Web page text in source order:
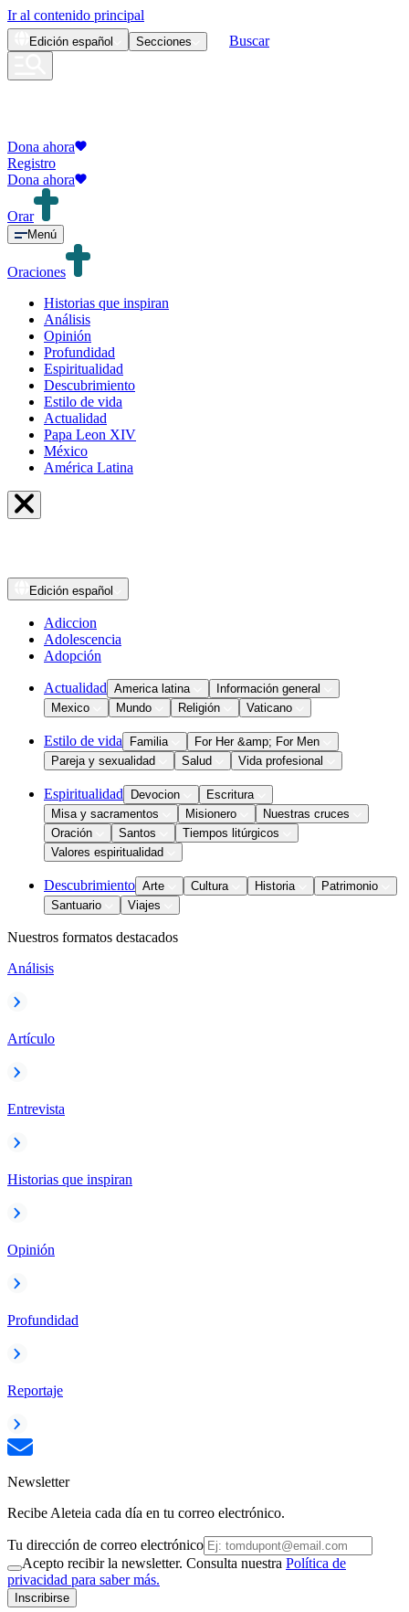
Ir al contenido principal
Edición español Secciones Buscar
Dona ahora
Registro
Dona ahora
Orar
Menú
Oraciones
Historias que inspiran
Análisis
Opinión
Profundidad
Espiritualidad
Descubrimiento
Estilo de vida
Actualidad
Papa Leon XIV
México
América Latina
Edición español
Adiccion
Adolescencia
Adopción
Actualidad America latina
Información general
Mexico
Mundo Religión Vaticano
Estilo de vida Familia
For Her &amp; For Men
Pareja y sexualidad
Salud Vida profesional
Espiritualidad Devocion
Escritura
Misa y sacramentos
Misionero
Nuestras cruces
Oración
Santos
Tiempos litúrgicos
Valores espiritualidad
Descubrimiento Arte Cultura Historia
Patrimonio
Santuario
Viajes
Nuestros formatos destacados
Análisis
Artículo
Entrevista
Historias que inspiran
Opinión
Profundidad
Reportaje
Newsletter
Recibe Aleteia cada día en tu correo electrónico.
Tu dirección de correo electrónico
Acepto recibir la newsletter. Consulta nuestra Política de
privacidad para saber más.
Inscribirse